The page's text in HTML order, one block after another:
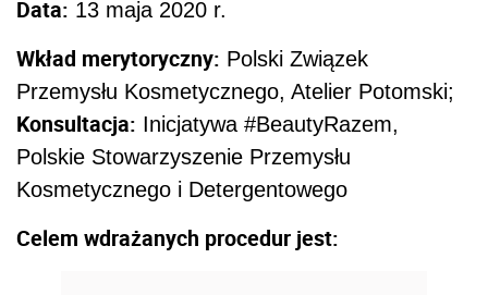
Data: 13 maja 2020 r.
Wkład merytoryczny: Polski Związek
Przemysłu Kosmetycznego, Atelier Potomski;
Konsultacja: Inicjatywa #BeautyRazem,
Polskie Stowarzyszenie Przemysłu
Kosmetycznego i Detergentowego
Celem wdrażanych procedur jest: